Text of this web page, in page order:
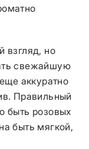
взгляд, но
свежайшую
аккуратно
Правильный
быть розовых
быть мягкой,